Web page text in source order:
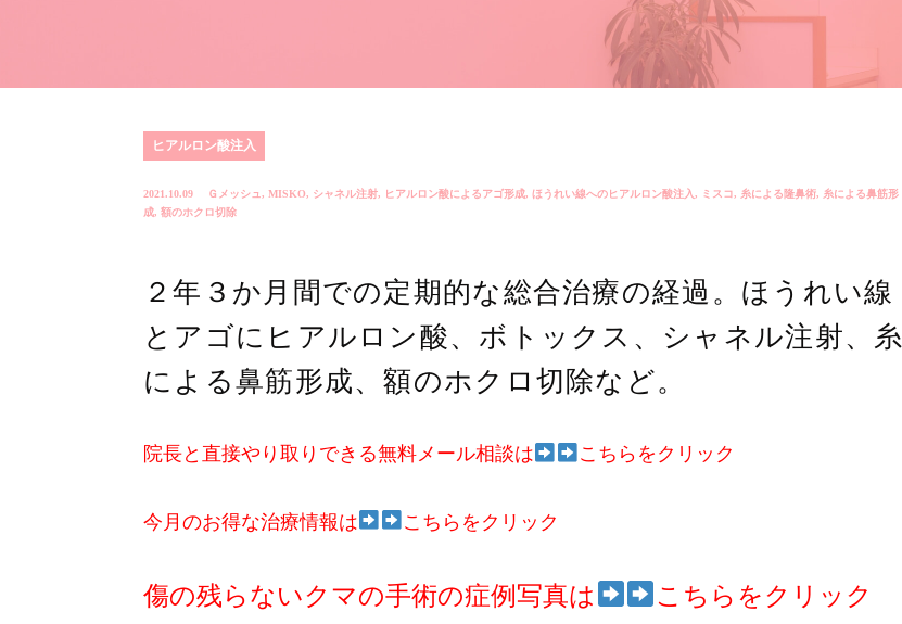
ヒアルロン酸注入
2021.10.09 Ｇメッシュ , MISKO, シャネル注射, ヒアルロン酸によるアゴ形成, ほうれい線へのヒアルロン酸注入, ミスコ, 糸による隆鼻術, 糸による鼻筋形
成, 額のホクロ切除
２年３か月間での定期的な総合治療の経過。ほうれい線
とアゴにヒアルロン酸、ボトックス、シャネル注射、糸
による鼻筋形成、額のホクロ切除など。
院長と直接やり取りできる無料メール相談は こちらをクリック
今月のお得な治療情報は こちらをクリック
傷の残らないクマの手術の症例写真は こちらをクリック